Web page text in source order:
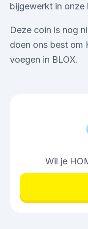
bijgewerkt in onze
Deze coin is nog
doen ons best om
voegen in BLOX.
Wil je